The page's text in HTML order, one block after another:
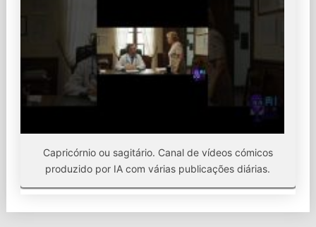
Capricórnio ou sagitário. Canal de vídeos cómicos
produzido por IA com várias publicações diárias.